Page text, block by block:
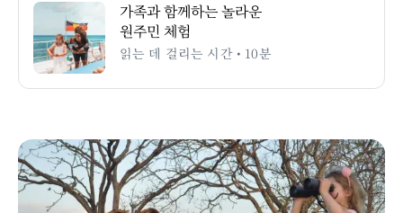
가족과 함께하는 놀라운
원주민 체험
읽는 데 걸리는 시간 • 10분